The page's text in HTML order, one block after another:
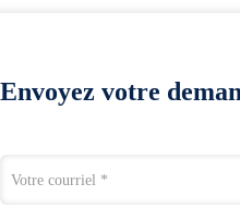
Envoyez votre